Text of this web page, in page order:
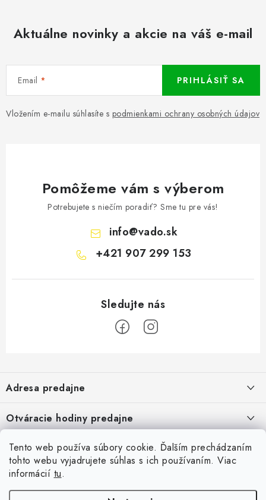
Tento web používa súbory cookie. Ďalším prechádzaním
tohto webu vyjadrujete súhlas s ich používaním. Viac
informácií tu.
Aktuálne novinky a akcie na váš e-mail
Email
Vložením e-mailu súhlasíte s podmienkami ochrany osobných údajov
PRIHLÁSIŤ SA
Pomôžeme vám s výberom
Potrebujete s niečím poradiť? Sme tu pre vás!
info@vado.sk
+421 907 299 153
p
ä
t
Adresa predajne
Pekárska 4, 941 31 Dvory nad Žitavou
Pozrite si Google mapu
Pozrieť detail mapy »
Otváracie hodiny predajne
Sobota, Nedeľa: Zatvorené
Informácie pre Vás
Napíšte nám
Obchodné podmienky
Ochrana osobných údajov
Facebook